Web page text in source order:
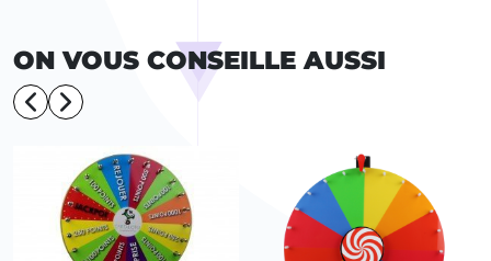
ON VOUS CONSEILLE AUSSI